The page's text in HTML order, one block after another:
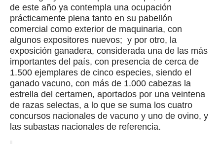
de este año ya contempla una ocupación
prácticamente plena tanto en su pabellón
comercial como exterior de maquinaria, con
algunos expositores nuevos; y por otro, la
exposición ganadera, considerada una de las más
importantes del país, con presencia de cerca de
1.500 ejemplares de cinco especies, siendo el
ganado vacuno, con más de 1.000 cabezas la
estrella del certamen, aportados por una veintena
de razas selectas, a lo que se suma los cuatro
concursos nacionales de vacuno y uno de ovino, y
las subastas nacionales de referencia.